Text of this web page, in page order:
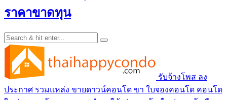
ราคาขาดทุน
รับจ้างโพส ลง
ประกาศ รวมแหล่ง ขายดาวน์คอนโด ขา ใบจองคอนโด คอนโด